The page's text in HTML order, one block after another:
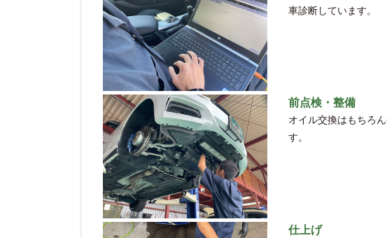
車診断しています。
前点検・整備
オイル交換はもちろ
す。
仕上げ